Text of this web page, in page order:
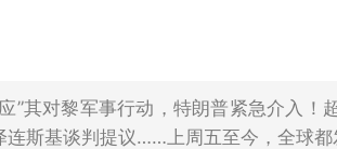
”其对黎军事行动，特朗普紧急介入！
连斯基谈判提议……上周五至今，全球都